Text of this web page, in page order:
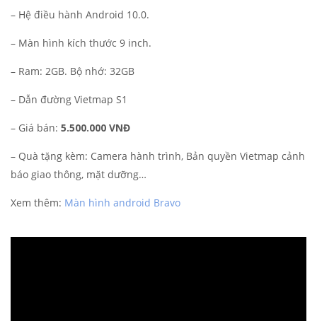
– Hệ điều hành Android 10.0.
– Màn hình kích thước 9 inch.
– Ram: 2GB. Bộ nhớ: 32GB
– Dẫn đường Vietmap S1
– Giá bán: 5.500.000 VNĐ
– Quà tặng kèm: Camera hành trình, Bản quyền Vietmap cảnh
báo giao thông, mặt dưỡng…
Xem thêm: Màn hình android Bravo